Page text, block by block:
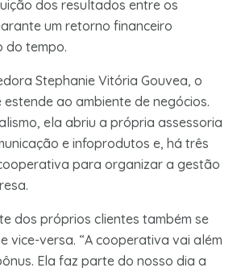
dos resultados entre os
um retorno financeiro
do tempo.
Stephanie Vitória Gouvea, o
ao ambiente de negócios.
ela abriu a própria assessoria
e infoprodutos e, há três
para organizar a gestão
dos próprios clientes também se
vice-versa. “A cooperativa vai além
Ela faz parte do nosso dia a